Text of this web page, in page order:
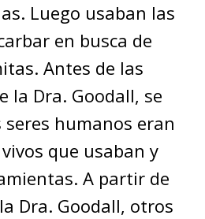
Luego usaban las
en busca de
Antes de las
la Dra. Goodall, se
seres humanos eran
que usaban y
A partir de
Dra. Goodall, otros